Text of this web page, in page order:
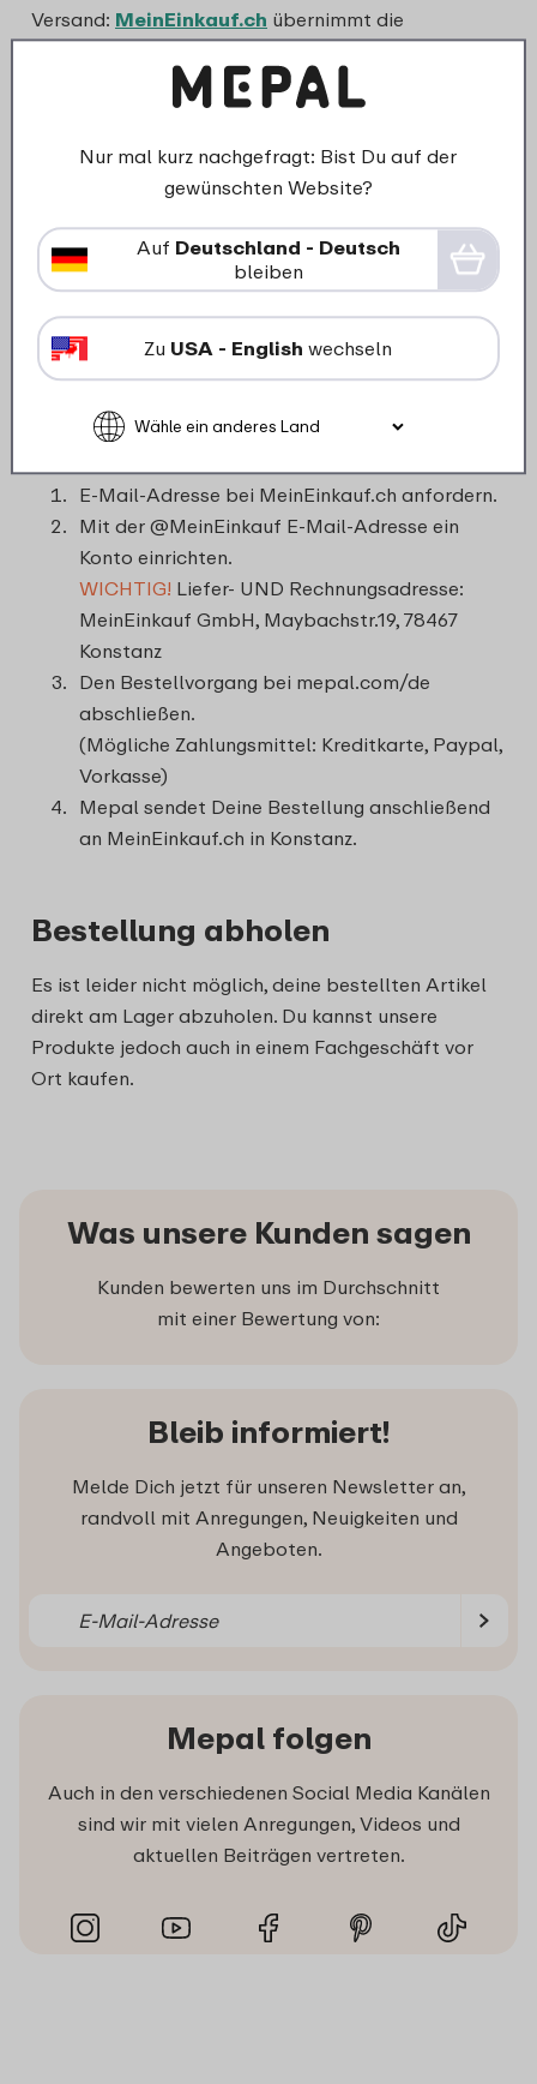
Versand: MeinEinkauf.ch übernimmt die
geringe Gebühr und liefert Deine Ware direkt nach
Hause. Als Kunde von MeinEinkauf.ch erhältst Du
Deine @MeinEinkauf.ch-Email-Adresse. Verwende
diese bei Deinem Einkauf und bestelle über die
wird Deine Bestellung direkt zu Dir in die Schweiz
versandfertig verzollt und versteuert durch die
Einfuhrabgaben oder Vorweisungstaxen. Für die
Lieferung in die Schweiz gilt: Lieferung gemäß
Wie funkioniert es?
E-Mail-Adresse bei MeinEinkauf.ch anfordern.
Mit der @MeinEinkauf E-Mail-Adresse ein
Konto einrichten.
WICHTIG! Liefer- UND Rechnungsadresse:
MeinEinkauf GmbH, Maybachstr.19, 78467
Konstanz
Den Bestellvorgang bei mepal.com/de
abschließen.
(Mögliche Zahlungsmittel: Kreditkarte, Paypal,
Vorkasse)
Mepal sendet Deine Bestellung anschließend
an MeinEinkauf.ch in Konstanz.
Bestellung abholen
Es ist leider nicht möglich, deine bestellten Artikel
direkt am Lager abzuholen. Du kannst unsere
Produkte jedoch auch in einem Fachgeschäft vor
Ort kaufen.
Was unsere Kunden sagen
Kunden bewerten uns im Durchschnitt
mit einer Bewertung von:
Bleib informiert!
Melde Dich jetzt für unseren Newsletter an,
randvoll mit Anregungen, Neuigkeiten und
Angeboten.
Mepal folgen
Auch in den verschiedenen Social Media Kanälen
sind wir mit vielen Anregungen, Videos und
aktuellen Beiträgen vertreten.
Nur mal kurz nachgefragt: Bist Du auf der
gewünschten Website?
Auf Deutschland - Deutsch
bleiben
Zu USA - English wechseln